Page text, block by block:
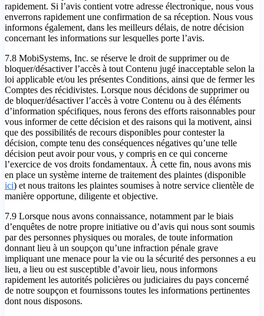
rapidement. Si l’avis contient votre adresse électronique, nous vous
enverrons rapidement une confirmation de sa réception. Nous vous
informons également, dans les meilleurs délais, de notre décision
concernant les informations sur lesquelles porte l’avis.
7.8 MobiSystems, Inc. se réserve le droit de supprimer ou de
bloquer/désactiver l’accès à tout Contenu jugé inacceptable selon la
loi applicable et/ou les présentes Conditions, ainsi que de fermer les
Comptes des récidivistes. Lorsque nous décidons de supprimer ou
de bloquer/désactiver l’accès à votre Contenu ou à des éléments
d’information spécifiques, nous ferons des efforts raisonnables pour
vous informer de cette décision et des raisons qui la motivent, ainsi
que des possibilités de recours disponibles pour contester la
décision, compte tenu des conséquences négatives qu’une telle
décision peut avoir pour vous, y compris en ce qui concerne
l’exercice de vos droits fondamentaux. À cette fin, nous avons mis
en place un système interne de traitement des plaintes (disponible
ici) et nous traitons les plaintes soumises à notre service clientèle de
manière opportune, diligente et objective.
7.9 Lorsque nous avons connaissance, notamment par le biais
d’enquêtes de notre propre initiative ou d’avis qui nous sont soumis
par des personnes physiques ou morales, de toute information
donnant lieu à un soupçon qu’une infraction pénale grave
impliquant une menace pour la vie ou la sécurité des personnes a eu
lieu, a lieu ou est susceptible d’avoir lieu, nous informons
rapidement les autorités policières ou judiciaires du pays concerné
de notre soupçon et fournissons toutes les informations pertinentes
dont nous disposons.